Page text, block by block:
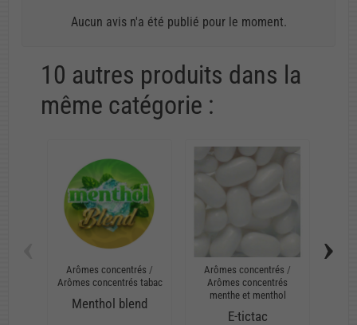
Aucun avis n'a été publié pour le moment.
10 autres produits dans la
même catégorie :
Arômes concentrés /
Arômes concentrés tabac
Menthol blend
Arômes concentrés /
Arômes concentrés
menthe et menthol
E-tictac
›